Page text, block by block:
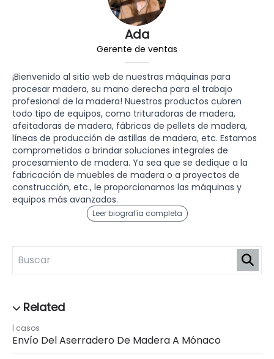
Ada
Gerente de ventas
¡Bienvenido al sitio web de nuestras máquinas para
procesar madera, su mano derecha para el trabajo
profesional de la madera! Nuestros productos cubren
todo tipo de equipos, como trituradoras de madera,
afeitadoras de madera, fábricas de pellets de madera,
líneas de producción de astillas de madera, etc. Estamos
comprometidos a brindar soluciones integrales de
procesamiento de madera. Ya sea que se dedique a la
fabricación de muebles de madera o a proyectos de
construcción, etc., le proporcionamos las máquinas y
equipos más avanzados.
Leer biografía completa
casos
Envío Del Aserradero De Madera A Mónaco